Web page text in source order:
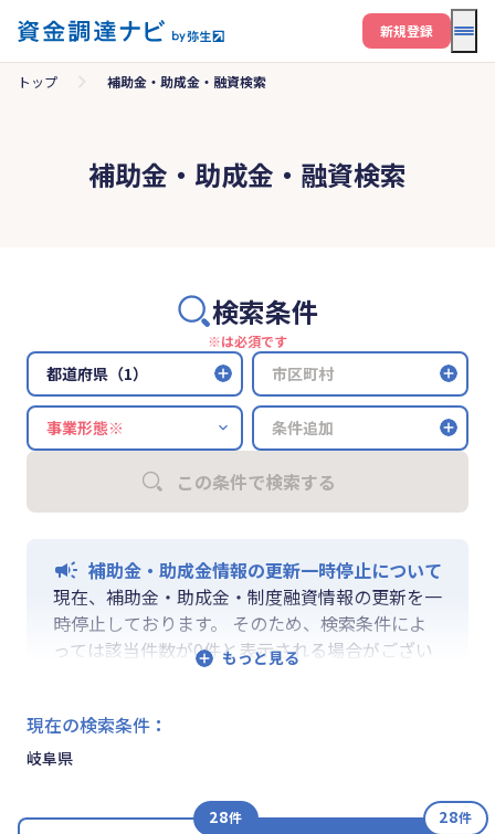
メ
新規登録
トップ 補助金・助成金・融資検索
補助金・助成金・融資検索
検索条件
※は必須です
都道府県（1） 市区町村
条件追加
この条件で検索する
補助金・助成金情報の更新一時停止について
現在、補助金・助成金・制度融資情報の更新を一
時停止しております。 そのため、検索条件によ
っては該当件数が0件と表示される場合がござい
ます。 ご迷惑をおかけしますが、更新再開まで
なお、融資情報、ならびに「学ぶ」「作る」「相
談する」の各機能は通常通りご利用いただけま
現在の検索条件 ：
岐阜県
28件 28件